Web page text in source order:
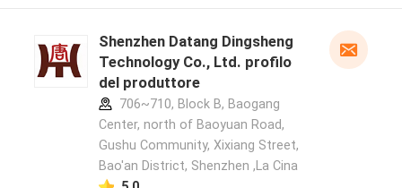
Shenzhen Datang Dingsheng
Technology Co., Ltd. profilo
del produttore
706~710, Block B, Baogang
Center, north of Baoyuan Road,
Gushu Community, Xixiang Street,
Bao'an District, Shenzhen ,La Cina